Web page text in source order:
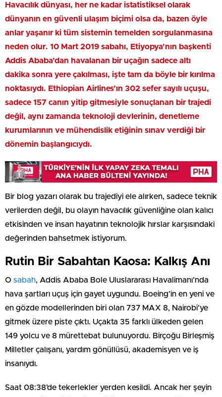
Havacılık dünyası, her ne kadar istatistiksel olarak
dünyanın en güvenli ulaşım biçimi olsa da, bazen öyle
anlar yaşanır ki tüm sistemin temelden sorgulanmasına
neden olur. 10 Mart 2019 sabahı, Etiyopya’nın başkenti
Addis Ababa’dan havalanan bir uçağın sadece altı
dakika sonra yere çakılması, işte tam da böyle bir kırılma
noktasıydı. Ethiopian Airlines’ın 302 sefer sayılı uçuşu,
sadece 157 canın yitip gitmesiyle sonuçlanan bir trajedi
değil, aynı zamanda teknoloji devlerinin, denetleme
kurumlarının ve mühendislik etiğinin sınav verdiği bir
dönemin başlangıcıydı.
Bir blog yazarı olarak bu trajediyi ele alırken, sadece teknik
verilerden değil, bu olayın havacılık güvenliğine olan kalıcı
etkisinden ve insan hayatının teknolojik hırslar karşısındaki
değerinden bahsetmek istiyorum.
Rutin Bir Sabahtan Kaosa: Kalkış Anı
O sabah, Addis Ababa Bole Uluslararası Havalimanı’nda
hava şartları uçuş için gayet uygundu. Boeing’in en yeni ve
en gözde modellerinden biri olan 737 MAX 8, Nairobi’ye
gitmek üzere piste çıktı. Uçakta 35 farklı ülkeden gelen
149 yolcu ve 8 mürettebat bulunuyordu. Birçoğu Birleşmiş
Milletler çalışanı, yardım gönüllüsü, akademisyen ve iş
insanıydı.
Saat 08:38’de tekerlekler yerden kesildi. Ancak her şeyin